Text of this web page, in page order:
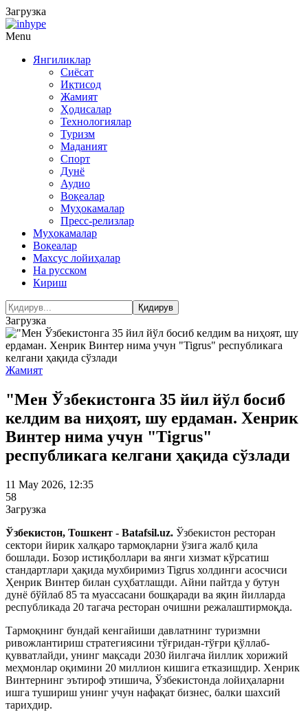
Загрузка
Menu
Янгиликлар
Сиёсат
Иқтисод
Жамият
Ҳодисалар
Технологиялар
Туризм
Маданият
Спорт
Дунё
Аудио
Воқеалар
Муҳокамалар
Пресс-релизлар
Муҳокамалар
Воқеалар
Махсус лойиҳалар
На русском
Кириш
Загрузка
Жамият
"Мен Ўзбекистонга 35 йил йўл босиб
келдим ва ниҳоят, шу ердаман. Хенрик
Винтер нима учун "Tigrus"
республикага келгани ҳақида сўзлади
11 May 2026, 12:35
58
Загрузка
Ўзбекистон, Тошкент - Batafsil.uz. Ўзбекистон ресторан
сектори йирик халқаро тармоқларни ўзига жалб қила
бошлади. Бозор истиқболлари ва янги хизмат кўрсатиш
стандартлари ҳақида мухбиримиз Tigrus холдинги асосчиси
Ҳенрик Винтер билан суҳбатлашди. Айни пайтда у бутун
дунё бўйлаб 85 та муассасани бошқаради ва яқин йилларда
республикада 20 тагача ресторан очишни режалаштирмоқда.
Тармоқнинг бундай кенгайиши давлатнинг туризмни
ривожлантириш стратегиясини тўғридан-тўғри қўллаб-
қувватлайди, унинг мақсади 2030 йилгача йиллик хорижий
меҳмонлар оқимини 20 миллион кишига етказишдир. Хенрик
Винтернинг эътироф этишича, Ўзбекистонда лойиҳаларни
ишга тушириш унинг учун нафақат бизнес, балки шахсий
тарихдир.